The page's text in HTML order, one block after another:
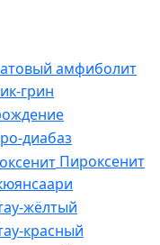
амфиболит
грин
диабаз
Пироксенит
жёлтый
красный